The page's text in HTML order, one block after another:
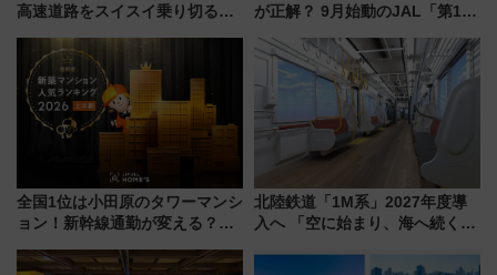
高速道路をスイスイ乗り切る快
が正解？ 9月始動のJAL「第1タ
歩1キロ超え！ 知っておきたい
変更点まとめ
全国1位は小田原のタワーマンシ
ョン！新幹線通勤が変える？
【新築マンション人気ランキン
北陸鉄道「1M系」2027年度導
入へ 「空に始まり、海へ続く」
神秘的なデザイン